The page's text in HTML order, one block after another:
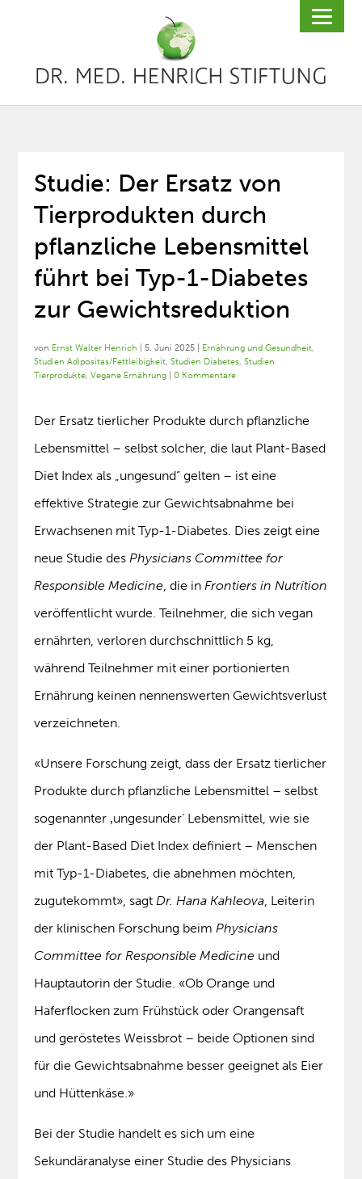
Studie: Der Ersatz von
Tierprodukten durch
pflanzliche Lebensmittel
führt bei Typ-1-Diabetes
zur Gewichtsreduktion
von Ernst Walter Henrich |5. Juni 2025 Ernährung und Gesundheit,
Studien Adipositas/Fettleibigkeit,Studien Diabetes,Studien
Tierprodukte,Vegane Ernährung |0 Kommentare
Der Ersatz tierlicher Produkte durch pflanzliche
Lebensmittel – selbst solcher, die laut Plant-Based
Diet Index als „ungesund“ gelten – ist eine
effektive Strategie zur Gewichtsabnahme bei
Erwachsenen mit Typ-1-Diabetes. Dies zeigt eine
neue Studie desPhysicians Committee for
Responsible Medicine, die inFrontiers in Nutrition
veröffentlicht wurde. Teilnehmer, die sich vegan
ernährten, verloren durchschnittlich 5 kg,
während Teilnehmer mit einer portionierten
Ernährung keinen nennenswerten Gewichtsverlust
verzeichneten.
«Unsere Forschung zeigt, dass der Ersatz tierlicher
Produkte durch pflanzliche Lebensmittel – selbst
sogenannter ‚ungesunder‘ Lebensmittel, wie sie
der Plant-Based Diet Index definiert – Menschen
mit Typ-1-Diabetes, die abnehmen möchten,
zugutekommt», sagtDr. Hana Kahleova, Leiterin
der klinischen Forschung beimPhysicians
Committee for Responsible Medicine und
Hauptautorin der Studie. «Ob Orange und
Haferflocken zum Frühstück oder Orangensaft
und geröstetes Weissbrot – beide Optionen sind
für die Gewichtsabnahme besser geeignet als Eier
und Hüttenkäse.»
Bei der Studie handelt es sich um eine
Sekundäranalyse einer Studie des Physicians